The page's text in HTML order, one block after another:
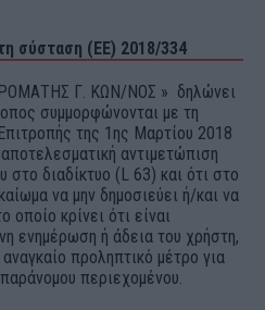
σύσταση (ΕΕ) 2018/334
Γ. ΚΩΝ/ΝΟΣ » δηλώνει
συμμορφώνονται με τη
της 1ης Μαρτίου 2018
αντιμετώπιση
διαδίκτυο (L 63) και ότι στο
να μην δημοσιεύει ή/και να
οποίο κρίνει ότι είναι
ενημέρωση ή άδεια του χρήστη,
προληπτικό μέτρο για
περιεχομένου.